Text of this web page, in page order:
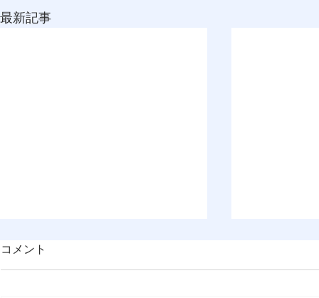
最新記事
コメント